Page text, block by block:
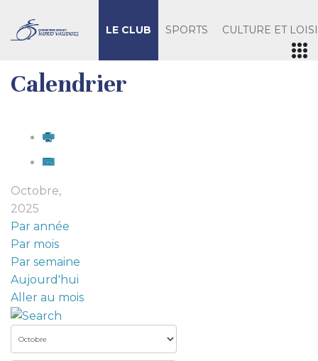
LE CLUB SPORTS CULTURE ET
Calendrier
Octobre,
2025
Par année
Par mois
Par semaine
Aujourd'hui
Aller au mois